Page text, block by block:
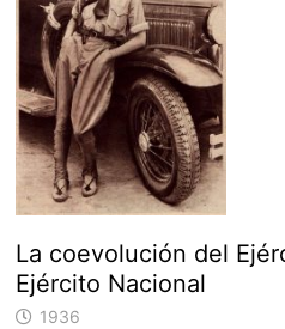
La coevolución del
Ejército Nacional
1936